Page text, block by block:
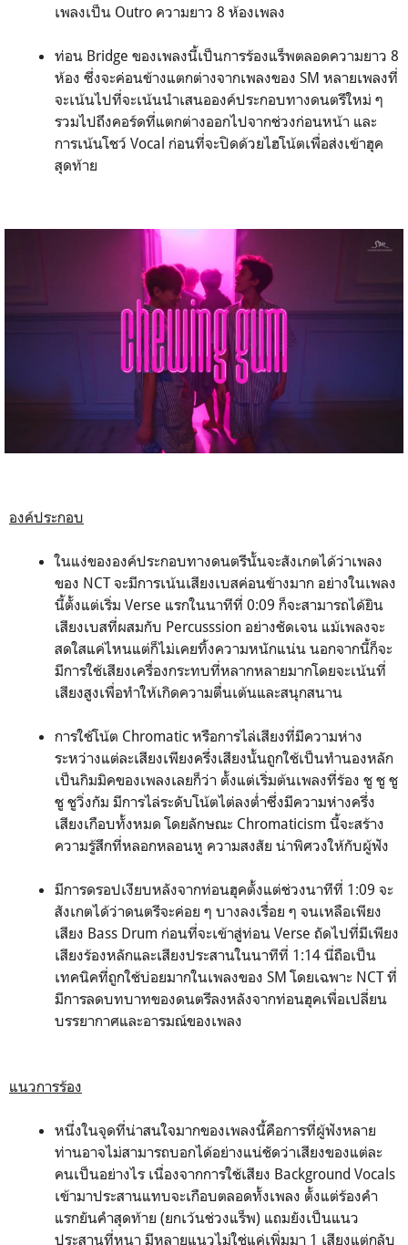
เพลงเป็น Outro ความยาว 8 ห้องเพลง
ท่อน Bridge ของเพลงนี้เป็นการร้องแร็พตลอดความยาว 8
ห้อง ซึ่งจะค่อนข้างแตกต่างจากเพลงของ SM หลายเพลงที่
จะเน้นไปที่จะเน้นนำเสนอองค์ประกอบทางดนตรีใหม่ ๆ
รวมไปถึงคอร์ดที่แตกต่างออกไปจากช่วงก่อนหน้า และ
การเน้นโชว์ Vocal ก่อนที่จะปิดด้วยไฮโน้ตเพื่อส่งเข้าฮุค
สุดท้าย
องค์ประกอบ
ในแง่ขององค์ประกอบทางดนตรีนั้นจะสังเกตได้ว่าเพลง
ของ NCT จะมีการเน้นเสียงเบสค่อนข้างมาก อย่างในเพลง
นี้ตั้งแต่เริ่ม Verse แรกในนาทีที่ 0:09 ก็จะสามารถได้ยิน
เสียงเบสที่ผสมกับ Percusssion อย่างชัดเจน แม้เพลงจะ
สดใสแค่ไหนแต่ก็ไม่เคยทิ้งความหนักแน่น นอกจากนี้ก็จะ
มีการใช้เสียงเครื่องกระทบที่หลากหลายมากโดยจะเน้นที่
เสียงสูงเพื่อทำให้เกิดความตื่นเต้นและสนุกสนาน
การใช้โน้ต Chromatic หรือการไล่เสียงที่มีความห่าง
ระหว่างแต่ละเสียงเพียงครึ่งเสียงนั้นถูกใช้เป็นทำนองหลัก
เป็นกิมมิคของเพลงเลยก็ว่า ตั้งแต่เริ่มต้นเพลงที่ร้อง ชู ชู ชู
ชู ชูวิ่งกัม มีการไล่ระดับโน้ตไต่ลงต่ำซึ่งมีความห่างครึ่ง
เสียงเกือบทั้งหมด โดยลักษณะ Chromaticism นี้จะสร้าง
ความรู้สึกที่หลอกหลอนหู ความสงสัย น่าพิศวงให้กับผู้ฟัง
มีการดรอปเงียบหลังจากท่อนฮุคตั้งแต่ช่วงนาทีที่ 1:09 จะ
สังเกตได้ว่าดนตรีจะค่อย ๆ บางลงเรื่อย ๆ จนเหลือเพียง
เสียง Bass Drum ก่อนที่จะเข้าสู่ท่อน Verse ถัดไปที่มีเพียง
เสียงร้องหลักและเสียงประสานในนาทีที่ 1:14 นี่ถือเป็น
เทคนิคที่ถูกใช้บ่อยมากในเพลงของ SM โดยเฉพาะ NCT ที่
มีการลดบทบาทของดนตรีลงหลังจากท่อนฮุคเพื่อเปลี่ยน
บรรยากาศและอารมณ์ของเพลง
แนวการร้อง
หนึ่งในจุดที่น่าสนใจมากของเพลงนี้คือการที่ผู้ฟังหลาย
ท่านอาจไม่สามารถบอกได้อย่างแน่ชัดว่าเสียงของแต่ละ
คนเป็นอย่างไร เนื่องจากการใช้เสียง Background Vocals
เข้ามาประสานแทบจะเกือบตลอดทั้งเพลง ตั้งแต่ร้องคำ
แรกยันคำสุดท้าย (ยกเว้นช่วงแร็พ) แถมยังเป็นแนว
ประสานที่หนา มีหลายแนวไม่ใช่แค่เพิ่มมา 1 เสียงแต่กลับ